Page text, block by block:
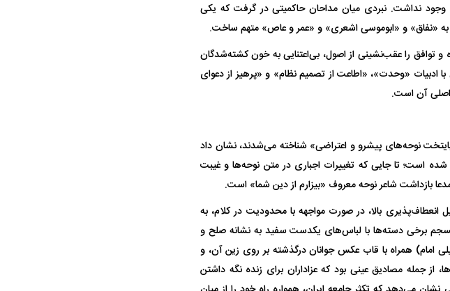
نداشت. نبردی میان مداحان حاکمیتی در گرفت که یکی
«نفاق» و «ابوموسی اشعری» و «عمر و عاص» متهم ساخت.
توافق را عقب‌نشینی از اصول، بی‌اعتنایی به خون کشته‌شدگان
«وحدت»، «اطاعت از تصمیم نظام» و «پرهیز از دعوای
اصلی آن است.
نوحه‌های پیشرو و اعتراضی» شناخته می‌شدند، نشان داد
است؛ تا جایی که تغییرات اجباری در متن نوحه‌ها و غیبت
بازداشت شاعر نوحه معروف «بیزارم از دین شما» است.
بالا، در صورت مواجهه با محدودیت در کلام، به
برخی دسته‌ها با لباس‌های یکدست سفید به نشانه صلح و
امام) همراه با قاب عکس جوانان درگذشته بر روی زین آن، و
جمله مصادیق عینی بود که عزاداران برای زنده نگه داشتن
انجام می‌شد؟
حکومت پهلوی